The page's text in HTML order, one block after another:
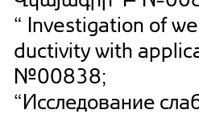
“ Investigation of
ductivity with
№00838;
“Исследование